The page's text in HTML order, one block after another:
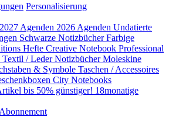
Personalisierung
2027 Agenden 2026 Agenden Undatierte
Schwarze NotizbücherFarbige
Hefte Creative Notebook Professional
Textil / Leder NotizbücherMoleskine
& Symbole Taschen / Accessoires
City Notebooks
bis 50% günstiger! 18monatige
Abonnement